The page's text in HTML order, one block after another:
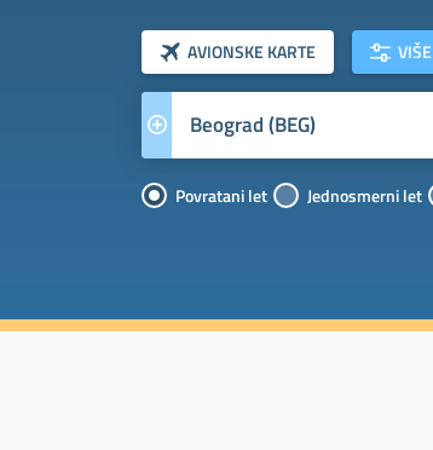
AVIONSKE KARTE Prevoznik
Povratani let Jednosmerni let